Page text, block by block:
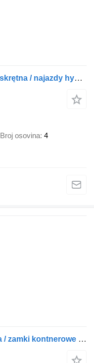
Janmil Janmil DMC 60 T / 2 x oś skrętna / najazdy hydrauliczke / poszer
Broj osovina 4
Janmil mega 950mm / oś skrętna / zamki kontnerowe 20' + 40'